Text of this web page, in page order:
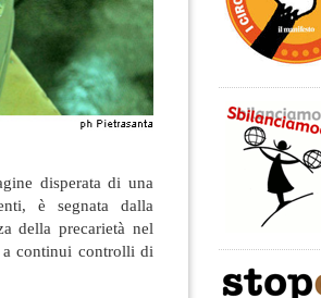
disperata di una
è segnata dalla
della precarietà nel
continui controlli di